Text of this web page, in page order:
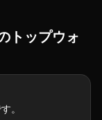
トップウォ
。